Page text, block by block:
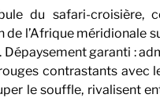
du safari-croisière,
de l’Afrique méridionale
Dépaysement garanti :
contrastants avec
le souffle, rivalisent